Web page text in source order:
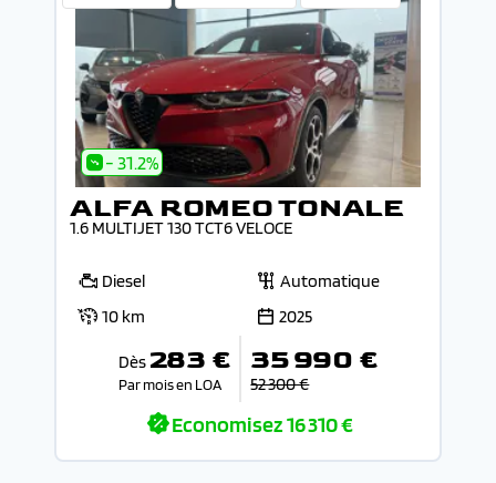
- 31.2%
ALFA ROMEO TONALE
1.6 MULTIJET 130 TCT6 VELOCE
Diesel
Automatique
10 km
2025
Dès 283 €
Par mois en LOA
35 990 €
52 300 €
Economisez16 310 €